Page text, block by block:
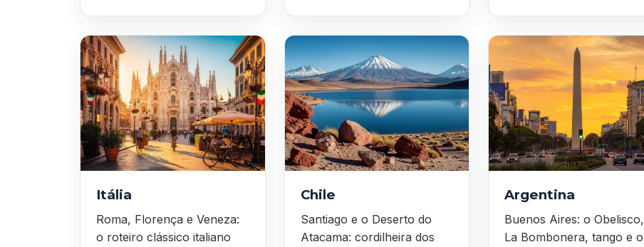
Itália
Roma, Florença e Veneza:
o roteiro clássico italiano
Chile
Santiago e o Deserto do
Atacama: cordilheira dos
Argentina
Buenos Aires: o Obelisco,
La Bombonera, tango e o